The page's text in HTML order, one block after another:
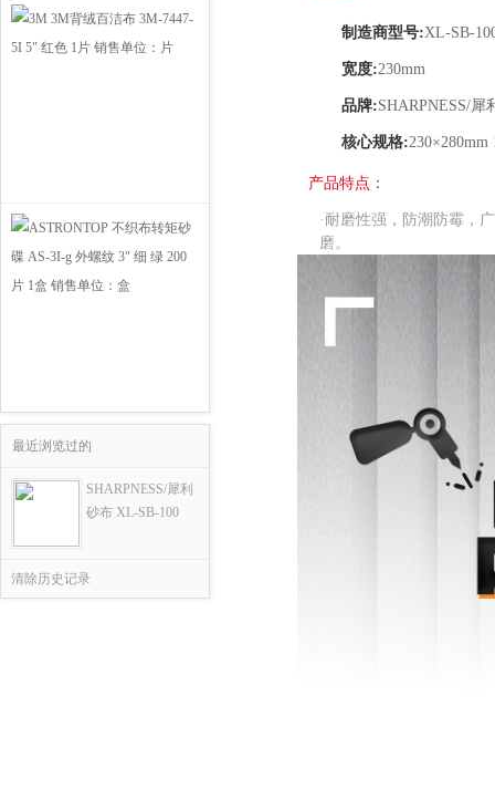
最近浏览过的
SHARPNESS/犀利
砂布 XL-SB-100
清除历史记录
制造商型号:XL-SB-
宽度:230mm
品牌:SHARPNESS/犀
核心规格:230×280mm
产品特点：
·耐磨性强，防潮防霉，
磨。